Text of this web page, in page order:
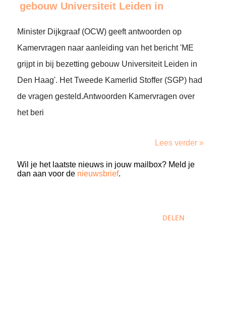
gebouw Universiteit Leiden in
Minister Dijkgraaf (OCW) geeft antwoorden op
Kamervragen naar aanleiding van het bericht 'ME
grijpt in bij bezetting gebouw Universiteit Leiden in
Den Haag'. Het Tweede Kamerlid Stoffer (SGP) had
de vragen gesteld.Antwoorden Kamervragen over
het beri
Lees verder »
Wil je het laatste nieuws in jouw mailbox? Meld je
dan aan voor de nieuwsbrief.
DELEN